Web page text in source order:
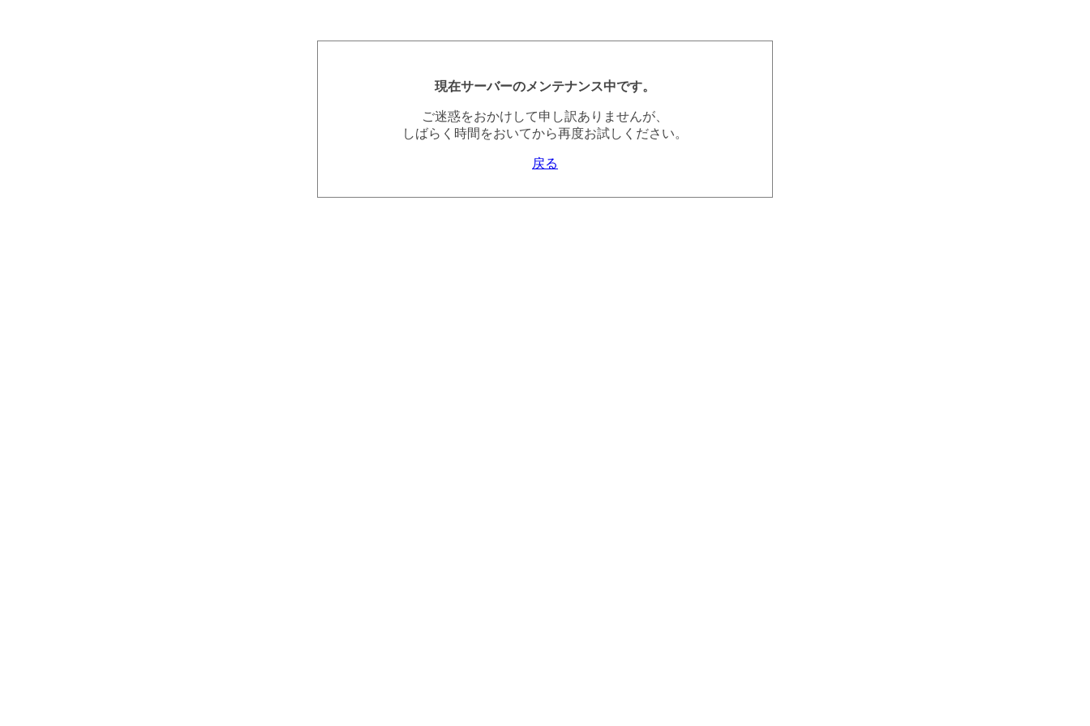
現在サーバーのメンテナンス中です。
ご迷惑をおかけして申し訳ありませんが、
しばらく時間をおいてから再度お試しください。
戻る